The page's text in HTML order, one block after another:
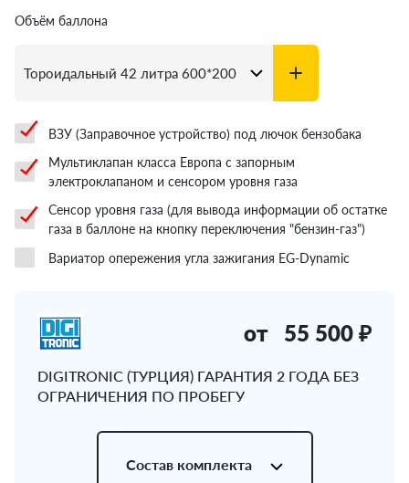
Объём баллона
ВЗУ (Заправочное устройство) под лючок бензобака
Мультиклапан класса Европа с запорным
электроклапаном и сенсором уровня газа
Сенсор уровня газа (для вывода информации об остатке
газа в баллоне на кнопку переключения "бензин-газ")
Вариатор опережения угла зажигания EG-Dynamic
DIGITRONIC (ТУРЦИЯ) ГАРАНТИЯ 2 ГОДА БЕЗ
ОГРАНИЧЕНИЯ ПО ПРОБЕГУ
от 55 500 ₽
Состав комплекта